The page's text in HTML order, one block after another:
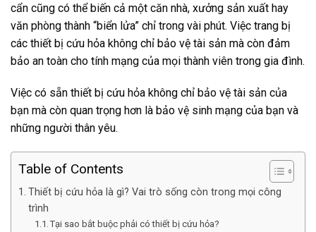
cẩn cũng có thể biến cả một căn nhà, xưởng sản xuất hay
văn phòng thành “biển lửa” chỉ trong vài phút. Việc trang bị
các thiết bị cứu hỏa không chỉ bảo vệ tài sản mà còn đảm
bảo an toàn cho tính mạng của mọi thành viên trong gia đình.
Việc có sẵn thiết bị cứu hỏa không chỉ bảo vệ tài sản của
bạn mà còn quan trọng hơn là bảo vệ sinh mạng của bạn và
những người thân yêu.
Table of Contents
Thiết bị cứu hỏa là gì? Vai trò sống còn trong mọi công
trình
Tại sao bắt buộc phải có thiết bị cứu hỏa?